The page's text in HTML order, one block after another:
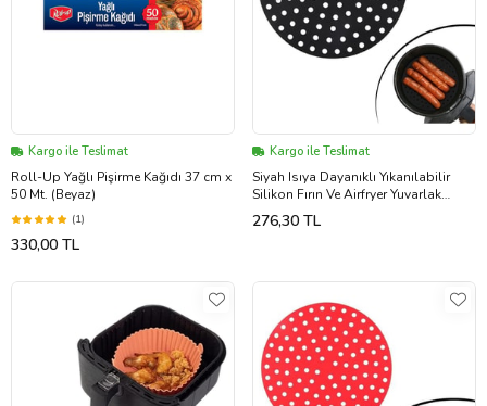
Kargo ile Teslimat
Roll-Up Yağlı Pişirme Kağıdı 37 cm x
50 Mt. (Beyaz)
(1)
330,00 TL
Kargo ile Teslimat
Siyah Isıya Dayanıklı Yıkanılabilir
Silikon Fırın Ve Airfryer Yuvarlak
Model Pişirme Matı 23 Cm (5343)
276,30 TL